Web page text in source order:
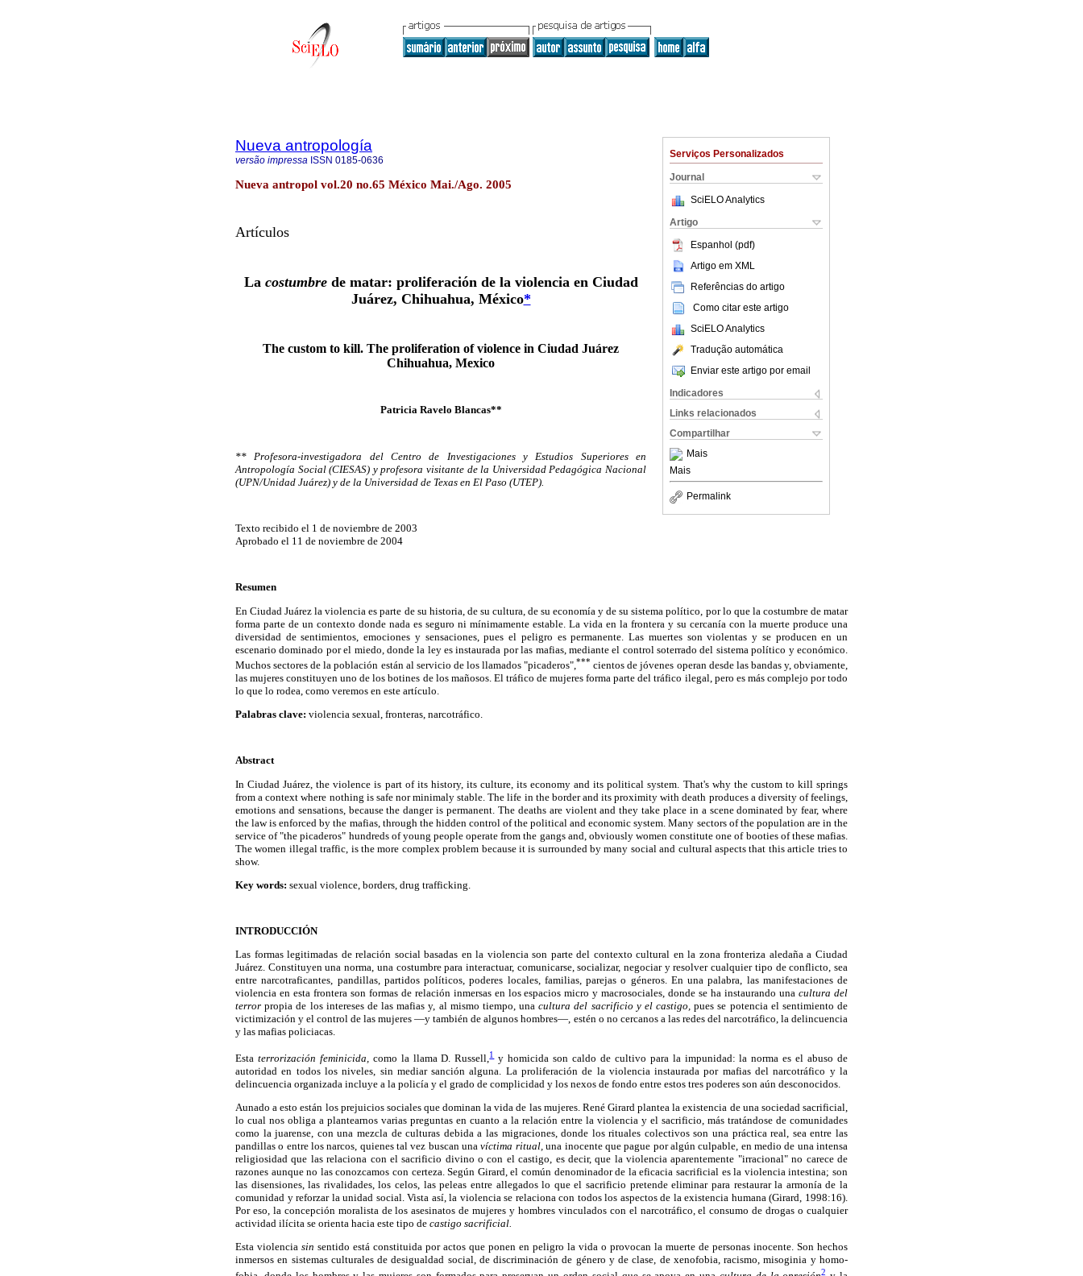
Serviços Personalizados
Journal
SciELO Analytics
Artigo
Espanhol (pdf)
Artigo em XML
Referências do artigo
Como citar este artigo
SciELO Analytics
Tradução automática
Enviar este artigo por email
Indicadores
Links relacionados
Compartilhar
Mais
Mais
Permalink
Nueva antropología
versão impressa ISSN 0185-0636
Nueva antropol vol.20 no.65 México Mai./Ago. 2005
Artículos
La costumbrede matar: proliferación de la violencia en Ciudad
Juárez, Chihuahua, México*
The custom to kill. The proliferation of violence in Ciudad Juárez
Chihuahua, Mexico
Patricia Ravelo Blancas**
** Profesora-investigadora del Centro de Investigaciones y Estudios Superiores en
Antropología Social (CIESAS) y profesora visitante de la Universidad Pedagógica Nacional
(UPN/Unidad Juárez) y de la Universidad de Texas en El Paso (UTEP).
Texto recibido el 1 de noviembre de 2003
Aprobado el 11 de noviembre de 2004
Resumen
En Ciudad Juárez la violencia es parte de su historia, de su cultura, de su economía y de su sistema político, por lo que la costumbre de matar
forma parte de un contexto donde nada es seguro ni mínimamente estable. La vida en la frontera y su cercanía con la muerte produce una
diversidad de sentimientos, emociones y sensaciones, pues el peligro es permanente. Las muertes son violentas y se producen en un
escenario dominado por el miedo, donde la ley es instaurada por las mafias, mediante el control soterrado del sistema político y económico.
Muchos sectores de la población están al servicio de los llamados "picaderos",*** cientos de jóvenes operan desde las bandas y, obviamente,
las mujeres constituyen uno de los botines de los mañosos. El tráfico de mujeres forma parte del tráfico ilegal, pero es más complejo por todo
lo que lo rodea, como veremos en este artículo.
Palabras clave: violencia sexual, fronteras, narcotráfico.
Abstract
In Ciudad Juárez, the violence is part of its history, its culture, its economy and its political system. That's why the custom to kill springs
from a context where nothing is safe nor minimaly stable. The life in the border and its proximity with death produces a diversity of feelings,
emotions and sensations, because the danger is permanent. The deaths are violent and they take place in a scene dominated by fear, where
the law is enforced by the mafias, through the hidden control of the political and economic system. Many sectors of the population are in the
service of "the picaderos" hundreds of young people operate from the gangs and, obviously women constitute one of booties of these mafias.
The women illegal traffic, is the more complex problem because it is surrounded by many social and cultural aspects that this article tries to
show.
Key words: sexual violence, borders, drug trafficking.
INTRODUCCIÓN
Las formas legitimadas de relación social basadas en la violencia son parte del contexto cultural en la zona fronteriza aledaña a Ciudad
Juárez. Constituyen una norma, una costumbre para interactuar, comunicarse, socializar, negociar y resolver cualquier tipo de conflicto, sea
entre narcotraficantes, pandillas, partidos políticos, poderes locales, familias, parejas o géneros. En una palabra, las manifestaciones de
violencia en esta frontera son formas de relación inmersas en los espacios micro y macrosociales, donde se ha instaurando unacultura del
terror propia de los intereses de las mafias y, al mismo tiempo, unacultura del sacrificio y el castigo, pues se potencia el sentimiento de
victimización y el control de las mujeres —y también de algunos hombres—, estén o no cercanos a las redes del narcotráfico, la delincuencia
y las mafias policiacas.
Esta terrorización feminicida, como la llama D. Russell,1y homicida son caldo de cultivo para la impunidad: la norma es el abuso de
autoridad en todos los niveles, sin mediar sanción alguna. La proliferación de la violencia instaurada por mafias del narcotráfico y la
delincuencia organizada incluye a la policía y el grado de complicidad y los nexos de fondo entre estos tres poderes son aún desconocidos.
Aunado a esto están los prejuicios sociales que dominan la vida de las mujeres. René Girard plantea la existencia de una sociedad sacrificial,
lo cual nos obliga a plantearnos varias preguntas en cuanto a la relación entre la violencia y el sacrificio, más tratándose de comunidades
como la juarense, con una mezcla de culturas debida a las migraciones, donde los rituales colectivos son una práctica real, sea entre las
pandillas o entre los narcos, quienes tal vez buscan unavíctima ritual,una inocente que pague por algún culpable, en medio de una intensa
religiosidad que las relaciona con el sacrificio divino o con el castigo, es decir, que la violencia aparentemente "irracional" no carece de
razones aunque no las conozcamos con certeza. Según Girard, el común denominador de la eficacia sacrificial es la violencia intestina; son
las disensiones, las rivalidades, los celos, las peleas entre allegados lo que el sacrificio pretende eliminar para restaurar la armonía de la
comunidad y reforzar la unidad social. Vista así, la violencia se relaciona con todos los aspectos de la existencia humana (Girard, 1998:16).
Por eso, la concepción moralista de los asesinatos de mujeres y hombres vinculados con el narcotráfico, el consumo de drogas o cualquier
actividad ilícita se orienta hacia este tipo de castigo sacrificial.
Esta violencia sin sentido está constituida por actos que ponen en peligro la vida o provocan la muerte de personas inocente. Son hechos
inmersos en sistemas culturales de desigualdad social, de discriminación de género y de clase, de xenofobia, racismo, misoginia y homo-
2